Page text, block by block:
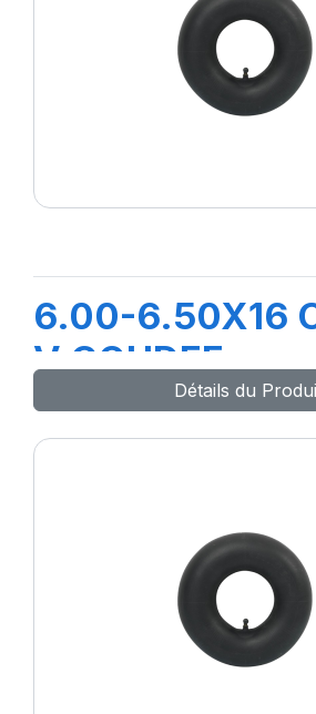
6.00-6.50X16
V COUDEE
Détails du